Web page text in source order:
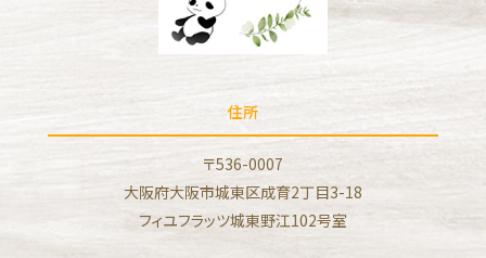
住所
〒536-0007
大阪府大阪市城東区成育2丁目3-18
フィユフラッツ城東野江102号室